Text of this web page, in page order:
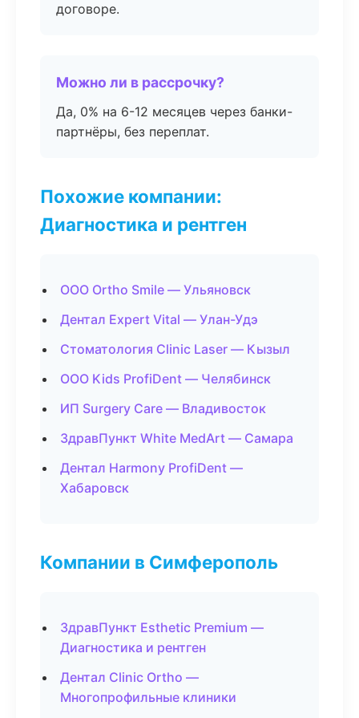
договоре.
Можно ли в рассрочку?
Да, 0% на 6-12 месяцев через банки-
партнёры, без переплат.
Похожие компании:
Диагностика и рентген
ООО Ortho Smile — Ульяновск
Дентал Expert Vital — Улан-Удэ
Стоматология Clinic Laser — Кызыл
ООО Kids ProfiDent — Челябинск
ИП Surgery Care — Владивосток
ЗдравПункт White MedArt — Самара
Дентал Harmony ProfiDent —
Хабаровск
Компании в Симферополь
ЗдравПункт Esthetic Premium —
Диагностика и рентген
Дентал Clinic Ortho —
Многопрофильные клиники